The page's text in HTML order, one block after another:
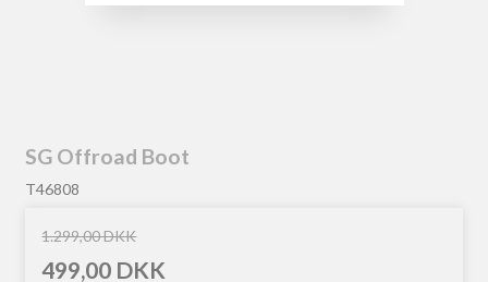
SG Offroad Boot
T46808
1.299,00 DKK
499,00 DKK